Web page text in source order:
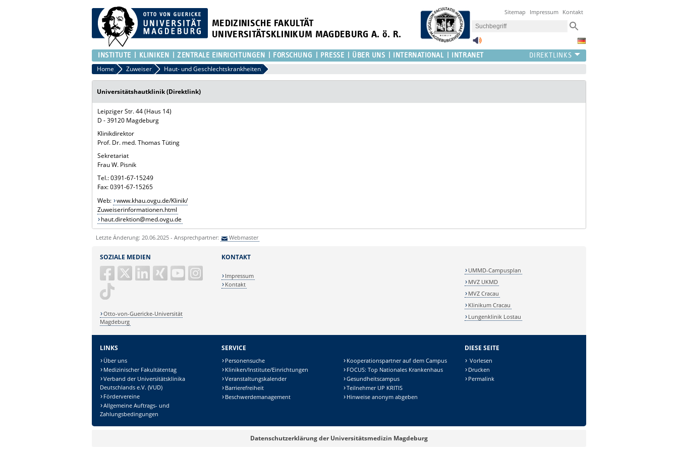
MEDIZINISCHE FAKULTÄT
UNIVERSITÄTSKLINIKUM MAGDEBURG A. ö. R.
Sitemap Impressum Kontakt
INSTITUTE KLINIKEN ZENTRALE EINRICHTUNGEN FORSCHUNG PRESSE ÜBER UNS INTERNATIONAL INTRANET
Home Zuweiser Haut- und Geschlechtskrankheiten
Universitätshautklinik (Direktlink)
Leipziger Str. 44 (Haus 14)
D - 39120 Magdeburg
Klinikdirektor
Prof. Dr. med. Thomas Tüting
Sekretariat
Frau W. Pisnik
Tel.: 0391-67-15249
Fax: 0391-67-15265
Web: www.khau.ovgu.de/Klinik/
Zuweiserinformationen.html
haut.direktion@med.ovgu.de
Letzte Änderung: 20.06.2025 - Ansprechpartner: Webmaster
SOZIALE MEDIEN
Otto-von-Guericke-Universität
Magdeburg
KONTAKT
Impressum
Kontakt
UMMD-Campusplan
MVZ UKMD
MVZ Cracau
Klinikum Cracau
Lungenklinik Lostau
LINKS
Über uns
Medizinischer Fakultätentag
Verband der Universitätsklinika
Deutschlands e.V. (VUD)
Fördervereine
Allgemeine Auftrags- und
Zahlungsbedingungen
SERVICE
Personensuche
Kliniken/Institute/Einrichtungen
Veranstaltungskalender
Barrierefreiheit
Beschwerdemanagement
Kooperationspartner auf dem Campus
FOCUS: Top Nationales Krankenhaus
Gesundheitscampus
Teilnehmer UP KRITIS
Hinweise anonym abgeben
DIESE SEITE
Vorlesen
Drucken
Permalink
Datenschutzerklärung der Universitätsmedizin Magdeburg